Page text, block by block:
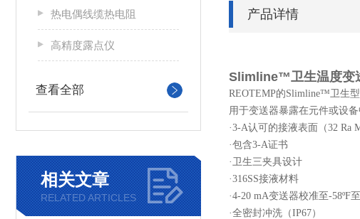
产品详情
Slimline™卫生温度变
REOTEMP的Slimline™卫生
用于变送器暴露在元件或设
·3-A认可的接液表面（32 Ra
·包含3-A证书
·卫生三夹具设计
·316SS接液材料
·4-20 mA变送器校准至-58ºF至
·全密封冲洗（IP67）
热电偶线缆热电阻
高精度露点仪
查看全部
相关文章
RELATED ARTICLES